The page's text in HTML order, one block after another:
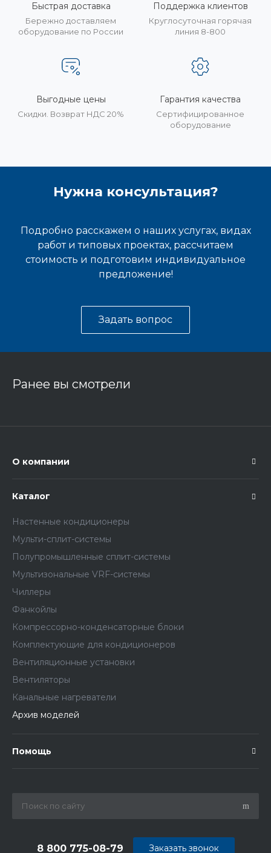
Быстрая доставка
Бережно доставляем
оборудование по России
Поддержка клиентов
Круглосуточная горячая
линия 8-800
Выгодные цены
Скидки. Возврат НДС 20%
Гарантия качества
Сертифицированное
оборудование
Нужна консультация?
Подробно расскажем о наших услугах, видах
работ и типовых проектах, рассчитаем
стоимость и подготовим индивидуальное
предложение!
Задать вопрос
Ранее вы смотрели
О компании
Каталог
Настенные кондиционеры
Мульти-сплит-системы
Полупромышленные сплит-системы
Мультизональные VRF-системы
Чиллеры
Фанкойлы
Компрессорно-конденсаторные блоки
Комплектующие для кондиционеров
Вентиляционные установки
Вентиляторы
Канальные нагреватели
Архив моделей
Помощь
8 800 775-08-79 Заказать звонок